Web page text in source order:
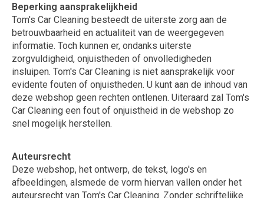
Beperking aansprakelijkheid
Tom's Car Cleaning besteedt de uiterste zorg aan de
betrouwbaarheid en actualiteit van de weergegeven
informatie. Toch kunnen er, ondanks uiterste
zorgvuldigheid, onjuistheden of onvolledigheden
insluipen. Tom's Car Cleaning is niet aansprakelijk voor
evidente fouten of onjuistheden. U kunt aan de inhoud van
deze webshop geen rechten ontlenen. Uiteraard zal Tom's
Car Cleaning een fout of onjuistheid in de webshop zo
snel mogelijk herstellen.
Auteursrecht
Deze webshop, het ontwerp, de tekst, logo's en
afbeeldingen, alsmede de vorm hiervan vallen onder het
auteursrecht van Tom's Car Cleaning. Zonder schriftelijke